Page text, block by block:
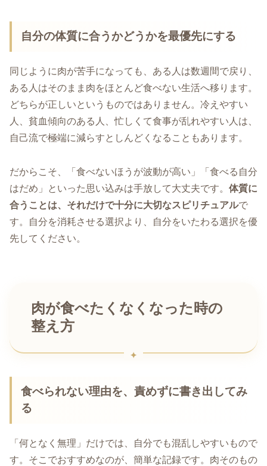
自分の体質に合うかどうかを最優先にする
同じように肉が苦手になっても、ある人は数週間で戻り、
ある人はそのまま肉をほとんど食べない生活へ移ります。
どちらが正しいというものではありません。冷えやすい
人、貧血傾向のある人、忙しくて食事が乱れやすい人は、
自己流で極端に減らすとしんどくなることもあります。
だからこそ、「食べないほうが波動が高い」「食べる自分
はだめ」といった思い込みは手放して大丈夫です。 体質に
合うことは、それだけで十分に大切なスピリチュアルで
す。自分を消耗させる選択より、自分をいたわる選択を優
先してください。
肉が食べたくなくなった時の
整え方
食べられない理由を、責めずに書き出してみ
る
「何となく無理」だけでは、自分でも混乱しやすいもので
す。そこでおすすめなのが、簡単な記録です。肉そのもの